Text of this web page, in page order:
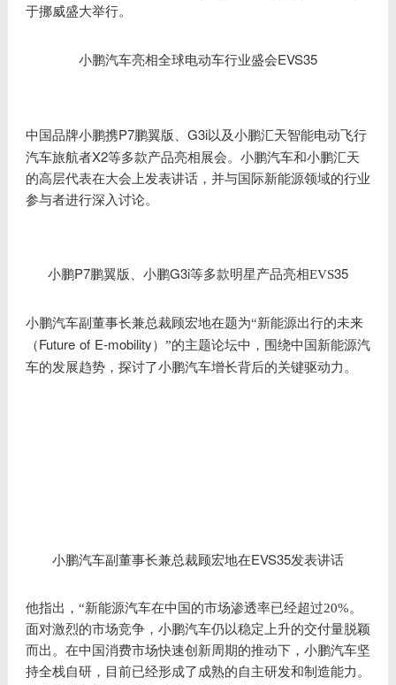
于挪威盛大举行。
小鹏汽车亮相全球电动车行业盛会EVS35
中国品牌小鹏携P7鹏翼版、G3i以及小鹏汇天智能电动飞行
汽车旅航者X2等多款产品亮相展会。小鹏汽车和小鹏汇天
的高层代表在大会上发表讲话，并与国际新能源领域的行业
参与者进行深入讨论。
小鹏P7鹏翼版、小鹏G3i等多款明星产品亮相EVS35
小鹏汽车副董事长兼总裁顾宏地在题为“新能源出行的未来
（Future of E-mobility） ”的主题论坛中，围绕中国新能源汽
车的发展趋势，探讨了小鹏汽车增长背后的关键驱动力。
小鹏汽车副董事长兼总裁顾宏地在EVS35发表讲话
他指出， “新能源汽车在中国的市场渗透率已经超过20%。
面对激烈的市场竞争，小鹏汽车仍以稳定上升的交付量脱颖
而出。在中国消费市场快速创新周期的推动下，小鹏汽车坚
持全栈自研，目前已经形成了成熟的自主研发和制造能力。